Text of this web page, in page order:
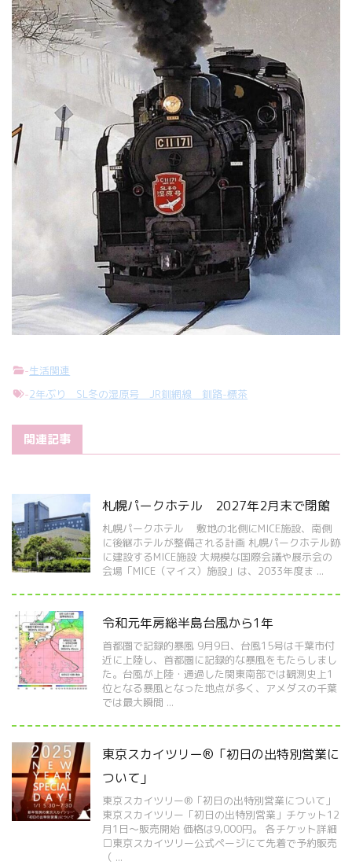
-生活関連
-2年ぶり SL冬の湿原号 JR釧網線 釧路-標茶
関連記事
札幌パークホテル 2027年2月末で閉館
札幌パークホテル 敷地の北側にMICE施設、南側
に後継ホテルが整備される計画 札幌パークホテル跡
に建設するMICE施設 大規模な国際会議や展示会の
会場「MICE（マイス）施設」は、2033年度ま ...
令和元年房総半島台風から1年
首都圏で記録的暴風 9月9日、台風15号は千葉市付
近に上陸し、首都圏に記録的な暴風をもたらしまし
た。台風が上陸・通過した関東南部では観測史上1
位となる暴風となった地点が多く、アメダスの千葉
では最大瞬間 ...
東京スカイツリー®「初日の出特別営業に
ついて」
東京スカイツリー®「初日の出特別営業について」
東京スカイツリー「初日の出特別営業」チケット12
月1日～販売開始 価格は9,000円。 各チケット詳細
□東京スカイツリー公式ページにて先着で予約販売
（ ...